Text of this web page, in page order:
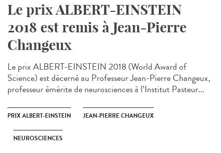
Le prix ALBERT-EINSTEIN
2018 est remis à Jean-Pierre
Changeux
Le prix ALBERT-EINSTEIN 2018 (World Award of
Science) est décerné au Professeur Jean-Pierre Changeux,
professeur émérite de neurosciences à l’Institut Pasteur...
PRIX ALBERT-EINSTEIN JEAN-PIERRE CHANGEUX
NEUROSCIENCES